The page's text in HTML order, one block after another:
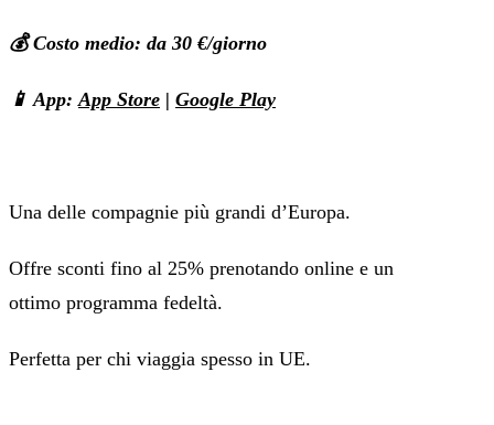
💰 Costo medio: da 30 €/giorno
📱 App: App Store | Google Play
Una delle compagnie più grandi d’Europa.
Offre sconti fino al 25% prenotando online e un
ottimo programma fedeltà.
Perfetta per chi viaggia spesso in UE.